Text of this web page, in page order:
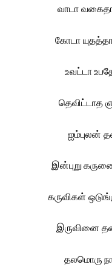
வாடா
கோடா
உவட்டா
தெவிட்டாத
ஐம்புலன்
இன்புறு
கருவிகள்
இருவினை
தலமொரு